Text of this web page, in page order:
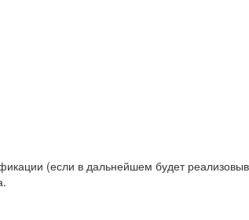
(если в дальнейшем будет